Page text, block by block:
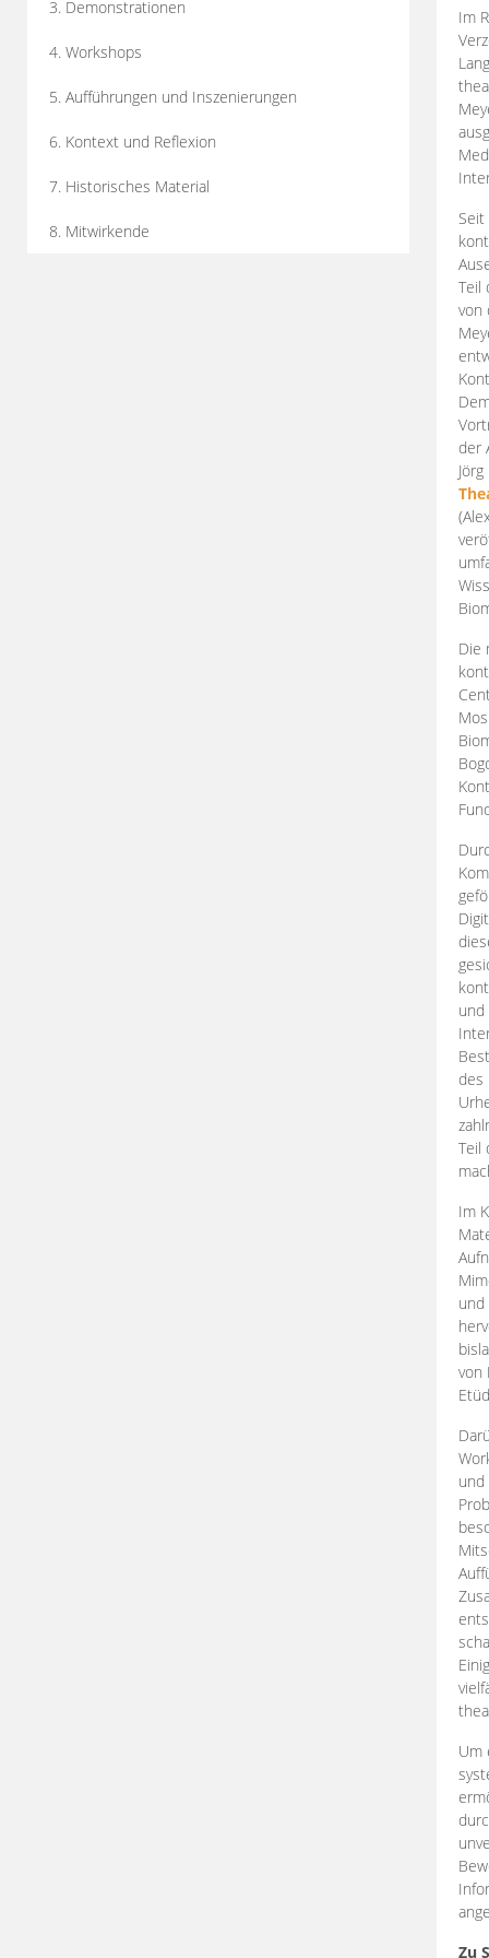
3. Demonstrationen
4. Workshops
5. Aufführungen und Inszenierungen
6. Kontext und Reflexion
7. Historisches Material
8. Mitwirkende
Im
Teil
von
der
Die
des
Teil
Im
und
von
und
Um
Zu